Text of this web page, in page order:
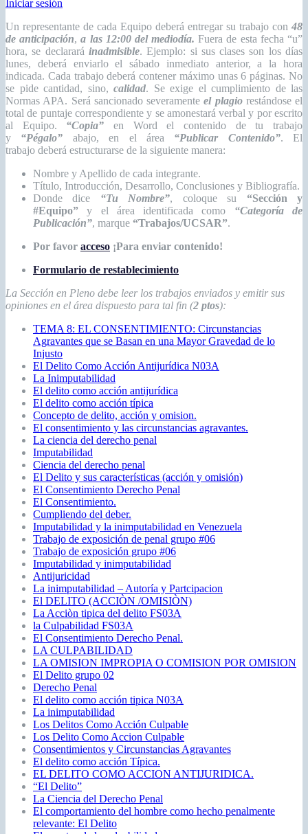
Iniciar sesión
Un representante de cada Equipo deberá entregar su trabajo con 48
de anticipación,a las 12:00 del mediodía. Fuera de esta fecha “u”
hora, se declarará inadmisible. Ejemplo: si sus clases son los días
lunes, deberá enviarlo el sábado inmediato anterior, a la hora
indicada. Cada trabajo deberá contener máximo unas 6 páginas. No
se pide cantidad, sino, calidad. Se exige el cumplimiento de las
Normas APA. Será sancionado severamenteel plagio restándose el
total de puntaje correspondiente y se amonestará verbal y por escrito
al Equipo. “Copia” en Word el contenido de tu trabajo
y “Pégalo” abajo, en el área “Publicar Contenido”. El
trabajo deberá estructurarse de la siguiente manera:
Nombre y Apellido de cada integrante.
Título, Introducción, Desarrollo, Conclusiones y Bibliografía.
Donde dice “Tu Nombre”, coloque su “Sección y
#Equipo”y el área identificada como “Categoría de
Publicación”, marque “Trabajos/UCSAR”.
Por favor acceso ¡Para enviar contenido!
Formulario de restablecimiento
La Sección en Pleno debe leer los trabajos enviados y emitir sus
opiniones en el área dispuesto para tal fin (2 ptos):
TEMA 8: EL CONSENTIMIENTO: Circunstancias
Agravantes que se Basan en una Mayor Gravedad de lo
Injusto
El Delito Como Acción Antijurídica N03A
La Inimputabilidad
El delito como acción antijurídica
El delito como acción típica
Concepto de delito, acción y omision.
El consentimiento y las circunstancias agravantes.
La ciencia del derecho penal
Imputabilidad
Ciencia del derecho penal
El Delito y sus características (acción y omisión)
El Consentimiento Derecho Penal
El Consentimiento.
Cumpliendo del deber.
Imputabilidad y la inimputabilidad en Venezuela
Trabajo de exposición de penal grupo #06
Trabajo de exposición grupo #06
Imputabilidad y inimputabilidad
Antijuricidad
La inimputabilidad – Autoría y Partcipacion
El DELITO (ACCIÒN /OMISIÒN)
La Acciòn tipica del delito FS03A
la Culpabilidad FS03A
El Consentimiento Derecho Penal.
LA CULPABILIDAD
LA OMISION IMPROPIA O COMISION POR OMISION
El Delito grupo 02
Derecho Penal
El delito como acción tipica N03A
La inimputabilidad
Los Delitos Como Acción Culpable
Los Delito Como Accion Culpable
Consentimientos y Circunstancias Agravantes
El delito como acción Típica.
EL DELITO COMO ACCION ANTIJURIDICA.
“El Delito”
La Ciencia del Derecho Penal
El comportamiento del hombre como hecho penalmente
relevante: El Delito